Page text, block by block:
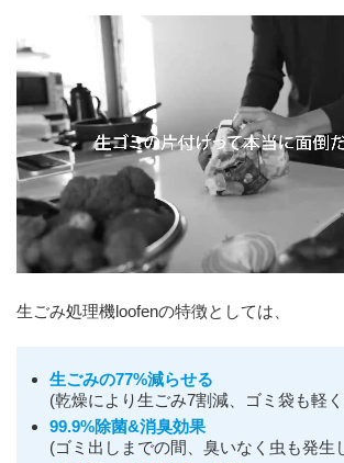
生ごみ処理機loofenの特徴としては、
生ごみの77%減らせる
(乾燥により生ごみ7割減、ゴミ袋も軽
99.9%除菌&消臭効果
(ゴミ出しまでの間、臭いなく虫も発生